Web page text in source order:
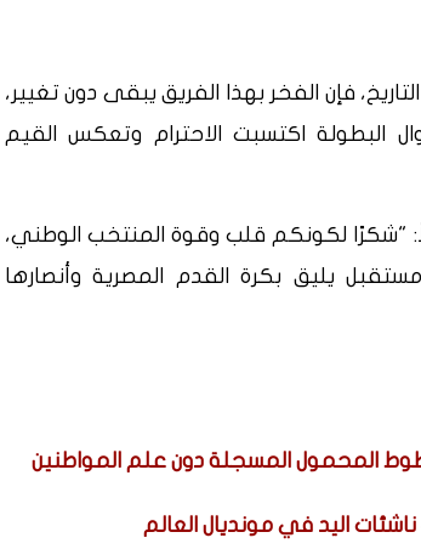
فإن الفخر بهذا الفريق يبقى دون تغيير،
البطولة اكتسبت الاحترام وتعكس القيم
"شكرًا لكونكم قلب وقوة المنتخب الوطني،
يليق بكرة القدم المصرية وأنصارها
المحمول المسجلة دون علم المواطنين
اليد في مونديال العالم